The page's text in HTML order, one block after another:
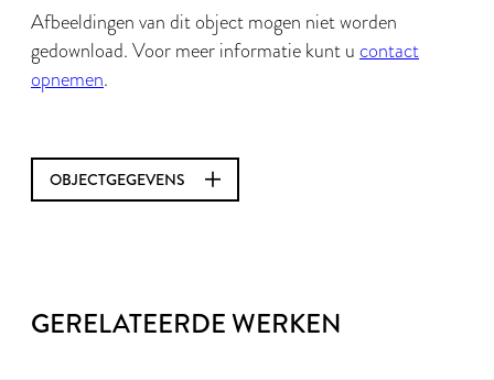
Afbeeldingen van dit object mogen niet worden
gedownload. Voor meer informatie kunt u contact
opnemen.
OBJECTGEGEVENS
GERELATEERDE WERKEN